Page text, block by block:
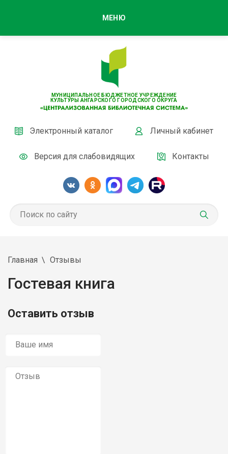
МУНИЦИПАЛЬНОЕ БЮДЖЕТНОЕ УЧРЕЖДЕНИЕ
КУЛЬТУРЫ АНГАРСКОГО ГОРОДСКОГО ОКРУГА
Электронный каталог Личный кабинет
Версия для слабовидящих Контакты
МЕНЮ
Главная Отзывы
Гостевая книга
Оставить отзыв